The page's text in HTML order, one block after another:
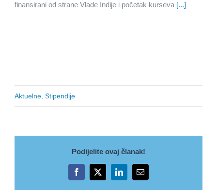
finansirani od strane Vlade Indije i početak kurseva [...]
Aktuelne, Stipendije
Podijelite ovaj članak!
Facebook
X LinkedInEmail